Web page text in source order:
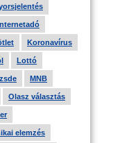
Koronavírus
Lottó
MNB
Olasz választás
elemzés